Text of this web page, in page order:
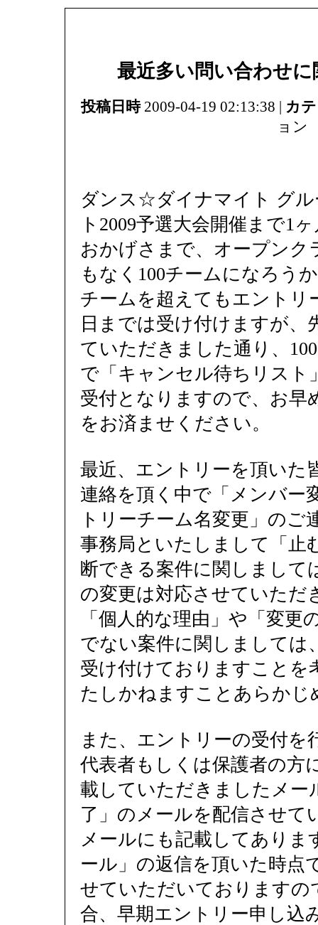
最近多い問い合わせ
投稿日時2009-04-19 02:13:38 |
カ
ョン
ダンス☆ダイナマイト グ
ト2009予選大会開催まで1
おかげさまで、オープンク
もなく100チームになろう
チームを超えてもエントリ
日までは受け付けますが
ていただきました通り、
で「キャンセル待ちリスト
受付となりますので、お早
をお済ませください。
最近、エントリーを頂いた
連絡を頂く中で「メンバー
トリーチーム名変更」のご
事務局といたしまして「止
断できる案件に関しまして
の変更は対応させていただ
「個人的な理由」や「変更
でない案件に関しましては
受け付けておりますことを
たしかねますことあらかじ
また、エントリーの受付を
代表者もしくは保護者の方
載していただきましたメー
了」のメールを配信させて
メールにも記載してありま
ール」の返信を頂いた時点
せていただいておりますの
合、早期エントリー申し込